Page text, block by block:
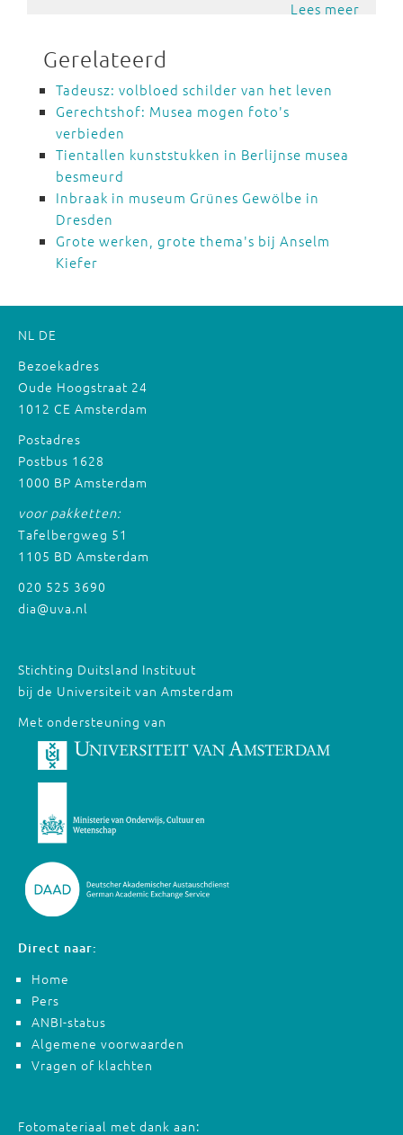
Lees meer
Gerelateerd
Tadeusz: volbloed schilder van het leven
Gerechtshof: Musea mogen foto's
verbieden
Tientallen kunststukken in Berlijnse musea
besmeurd
Inbraak in museum Grünes Gewölbe in
Dresden
Grote werken, grote thema's bij Anselm
Kiefer
NL DE
Bezoekadres
Oude Hoogstraat 24
1012 CE Amsterdam
Postadres
Postbus 1628
1000 BP Amsterdam
voor pakketten:
Tafelbergweg 51
1105 BD Amsterdam
020 525 3690
dia@uva.nl
Stichting Duitsland Instituut
bij de Universiteit van Amsterdam
Met ondersteuning van
Direct naar:
Home
Pers
ANBI-status
Algemene voorwaarden
Vragen of klachten
Fotomateriaal met dank aan: